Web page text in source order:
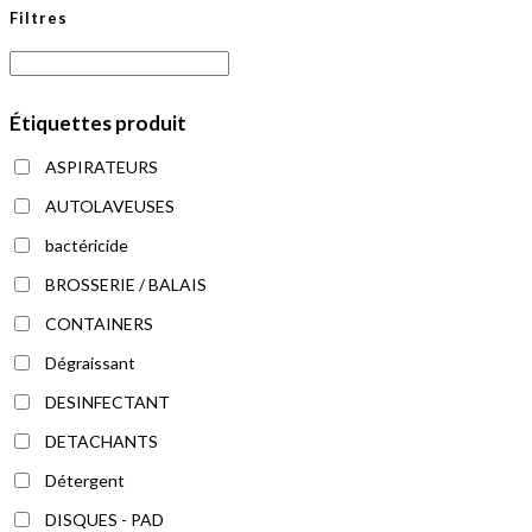
Filtres
Étiquettes produit
ASPIRATEURS
AUTOLAVEUSES
bactéricide
BROSSERIE / BALAIS
CONTAINERS
Dégraissant
DESINFECTANT
DETACHANTS
Détergent
DISQUES - PAD